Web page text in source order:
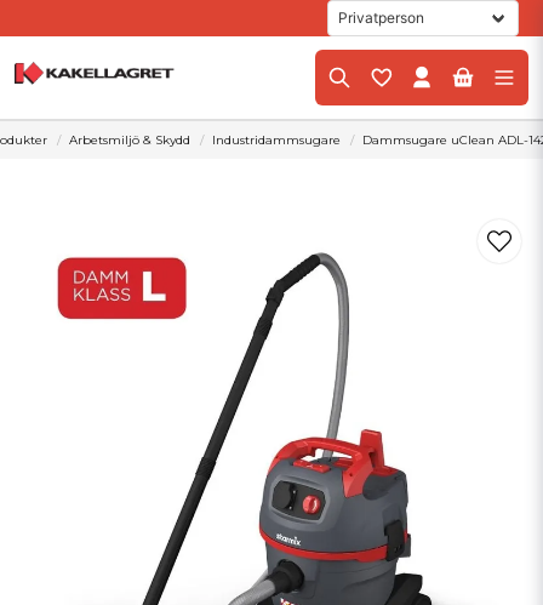
Arbetsmiljö & Skydd Industridammsugare Dammsugare uClean ADL-